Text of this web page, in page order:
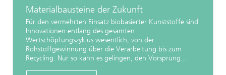
Materialbausteine der Zukunft
Für den vermehrten Einsatz biobasierter Kunststoffe sind
Innovationen entlang des gesamten
Wertschöpfungszyklus wesentlich, von der
Rohstoffgewinnung über die Verarbeitung bis zum
Recycling. Nur so kann es gelingen, den Vorsprung...